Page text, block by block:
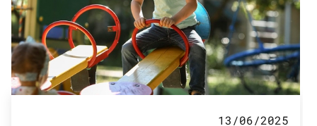
13/06/2025